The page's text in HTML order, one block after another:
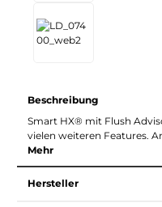
Beschreibung
Smart HX® mit Flush
vielen weiteren Features.
Mehr
Hersteller